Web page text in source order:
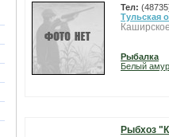
Тел:
Тульская
Рыбалка
Белый амур
Рыбхоз